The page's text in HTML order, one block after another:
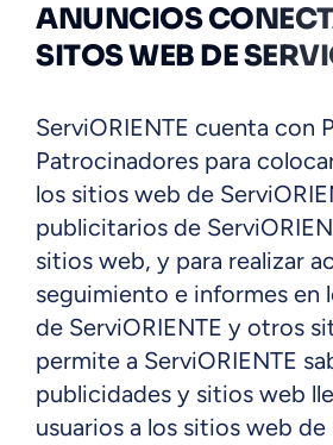
ANUNCIOS
SITOS WEB DE
ServiORIENTE cuenta con
Patrocinadores para
los sitios web de
publicitarios de
sitios web, y para realizar
seguimiento e informes en
de ServiORIENTE y otros
permite a ServiORIENTE
publicidades y sitios web
usuarios a los sitios web de